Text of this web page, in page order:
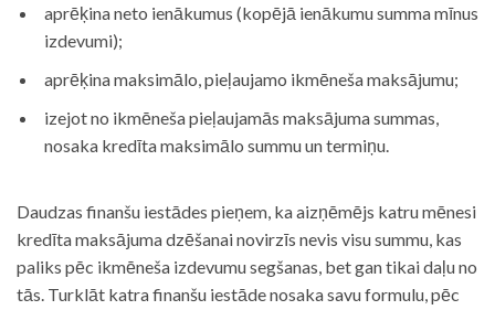
aprēķina neto ienākumus (kopējā ienākumu summa mīnus
izdevumi);
aprēķina maksimālo, pieļaujamo ikmēneša maksājumu;
izejot no ikmēneša pieļaujamās maksājuma summas,
nosaka kredīta maksimālo summu un termiņu.
Daudzas finanšu iestādes pieņem, ka aizņēmējs katru mēnesi
kredīta maksājuma dzēšanai novirzīs nevis visu summu, kas
paliks pēc ikmēneša izdevumu segšanas, bet gan tikai daļu no
tās. Turklāt katra finanšu iestāde nosaka savu formulu, pēc